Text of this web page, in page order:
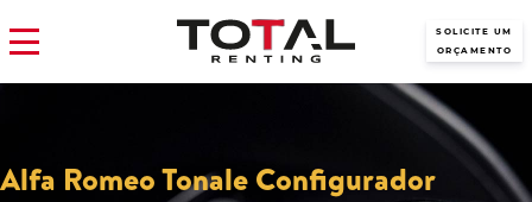
SOLICITE UM
ORÇAMENTO
Alfa Romeo Tonale Configurador